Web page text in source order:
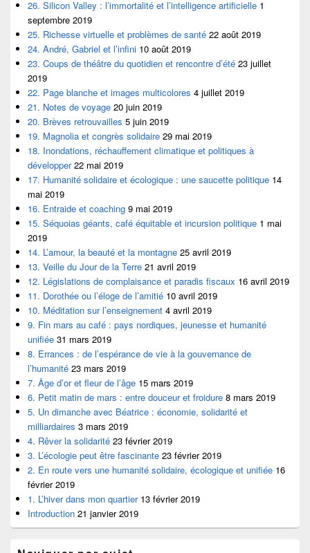
26. Silicon Valley : l’immortalité et l’intelligence artificielle 1
septembre 2019
25. Richesse virtuelle et problèmes de santé 22 août 2019
24. André, Gabriel et l’infini 10 août 2019
23. Coups de théâtre du quotidien et rencontre d’été 23 juillet
2019
22. Page blanche et images multicolores 4 juillet 2019
21. Notes de voyage 20 juin 2019
20. Brèves retrouvailles 5 juin 2019
19. Magnolia et congrès solidaire 29 mai 2019
18. Inondations, réchauffement climatique et politiques à
développer 22 mai 2019
17. Humanité solidaire et écologique : une saucette politique 14
mai 2019
16. Entraide et coaching 9 mai 2019
15. Séquoias géants, café équitable et incursion politique 1 mai
2019
14. L’amour, la beauté et la montagne 25 avril 2019
13. Veille du Jour de la Terre 21 avril 2019
12. Législations de complaisance et paradis fiscaux 16 avril 2019
11. Dorothée ou l’éloge de l’amitié 10 avril 2019
10. Méditation sur l’enseignement 4 avril 2019
9. Fin mars au café : pays nordiques, jeunesse et humanité
unifiée 31 mars 2019
8. Errances : de l’espérance de vie à la gouvernance de
l’humanité 23 mars 2019
7. Âge d’or et fleur de l’âge 15 mars 2019
6. Petit matin de mars : entre douceur et froidure 8 mars 2019
5. Un dimanche avec Béatrice : économie, solidarité et
milliardaires 3 mars 2019
4. Rêver la solidarité 23 février 2019
3. L’écologie peut être fascinante 23 février 2019
2. En route vers une humanité solidaire, écologique et unifiée 16
février 2019
1. L’hiver dans mon quartier 13 février 2019
Introduction 21 janvier 2019